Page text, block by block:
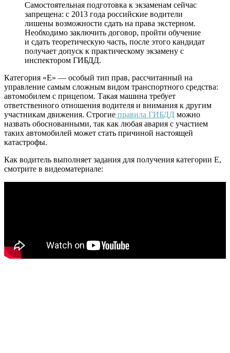
Самостоятельная подготовка к экзаменам сейчас
запрещена: с 2013 года российские водители
лишены возможности сдать на права экстерном.
Необходимо заключить договор, пройти обучение
и сдать теоретическую часть, после этого кандидат
получает допуск к практическому экзамену с
инспектором ГИБДД.
Категория «Е» — особый тип прав, рассчитанный на
управление самым сложным видом транспортного средства:
автомобилем с прицепом. Такая машина требует
ответственного отношения водителя и внимания к другим
участникам движения. Строгие правила ГИБДД можно
назвать обоснованными, так как любая авария с участием
таких автомобилей может стать причиной настоящей
катастрофы.
Как водитель выполняет задания для получения категории Е,
смотрите в видеоматериале: